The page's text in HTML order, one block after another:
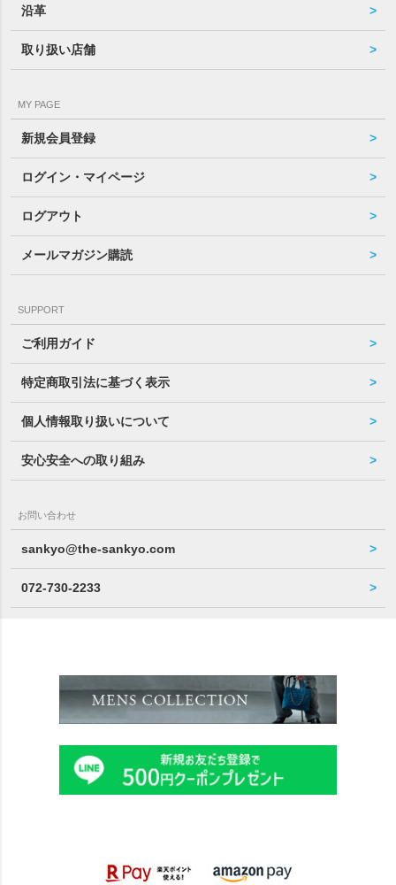
沿革
取り扱い店舗
MY PAGE
新規会員登録
ログイン・マイページ
ログアウト
メールマガジン購読
SUPPORT
ご利用ガイド
特定商取引法に基づく表示
個人情報取り扱いについて
安心安全への取り組み
お問い合わせ
sankyo@the-sankyo.com
072-730-2233